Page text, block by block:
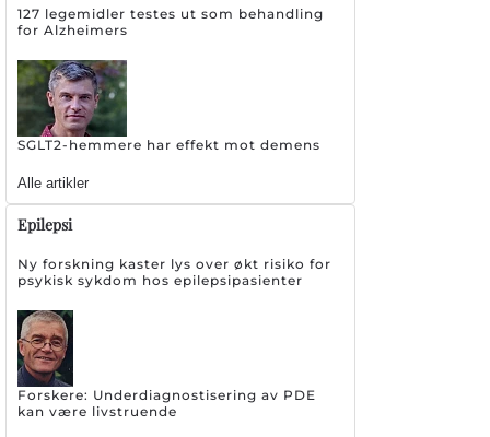
127 legemidler testes ut som behandling
for Alzheimers
SGLT2-hemmere har effekt mot demens
Alle artikler
Epilepsi
Ny forskning kaster lys over økt risiko for
psykisk sykdom hos epilepsipasienter
Forskere: Underdiagnostisering av PDE
kan være livstruende